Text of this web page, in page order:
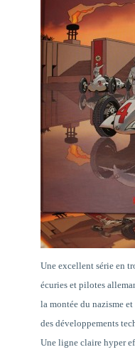
Une excellent série en
écuries et pilotes
la montée du nazisme
des développements
Une ligne claire hyper